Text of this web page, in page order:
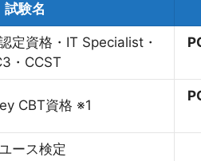
試験名
定資格・IT Specialist・
・CCST
CBT資格 ※1
ース検定